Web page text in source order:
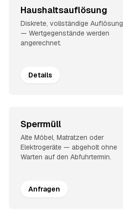
Haushaltsauflösung
Diskrete, vollständige Auflösung
— Wertgegenstände werden
angerechnet.
Details
Sperrmüll
Alte Möbel, Matratzen oder
Elektrogeräte — abgeholt ohne
Warten auf den Abfuhrtermin.
Anfragen